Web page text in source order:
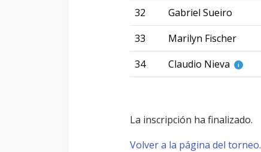
32
Gabriel Sueiro
33
Marilyn Fischer
34
Claudio Nieva i
La inscripción ha finalizado.
Volver a la página del torneo.